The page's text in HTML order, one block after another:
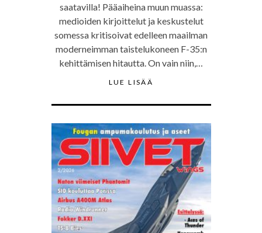
saatavilla! Pääaiheina muun muassa:
medioiden kirjoittelut ja keskustelut
somessa kritisoivat edelleen maailman
moderneimman taistelukoneen F-35:n
kehittämisen hitautta. On vain niin,…
LUE LISÄÄ